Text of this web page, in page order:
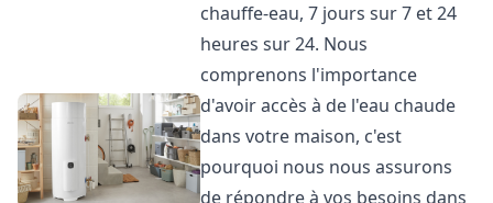
chauffe-eau, 7 jours sur 7 et 24
heures sur 24. Nous
comprenons l'importance
d'avoir accès à de l'eau chaude
dans votre maison, c'est
pourquoi nous nous assurons
de répondre à vos besoins dans